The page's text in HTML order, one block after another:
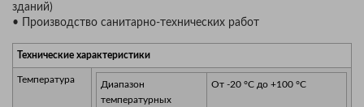
зданий)
• Производство санитарно-технических работ
Технические характеристики
Температура
Диапазон
температурных
От -20 °C до +100 °C